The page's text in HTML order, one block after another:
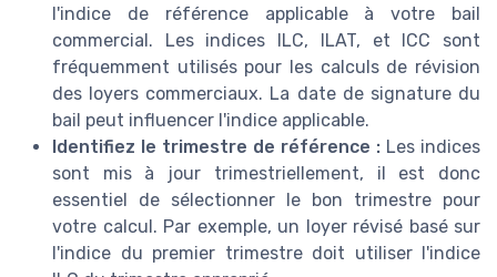
l'indice de référence applicable à votre bail
commercial. Les indices ILC, ILAT, et ICC sont
fréquemment utilisés pour les calculs de révision
des loyers commerciaux. La date de signature du
bail peut influencer l'indice applicable.
Identifiez le trimestre de référence : Les indices
sont mis à jour trimestriellement, il est donc
essentiel de sélectionner le bon trimestre pour
votre calcul. Par exemple, un loyer révisé basé sur
l'indice du premier trimestre doit utiliser l'indice